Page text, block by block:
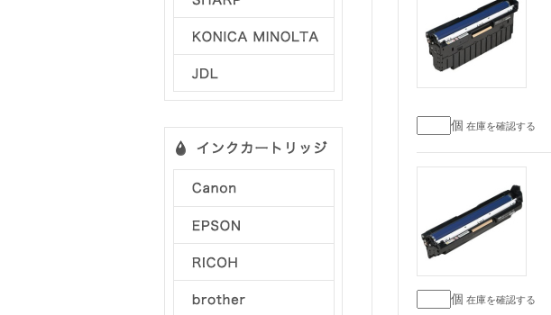
個 在庫を確認する
個 在庫を確認する